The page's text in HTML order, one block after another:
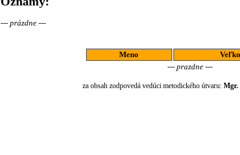
--- prázdne ---
Meno
--- prazdne ---
za obsah zodpovedá vedúci metodického útvaru: Mgr.